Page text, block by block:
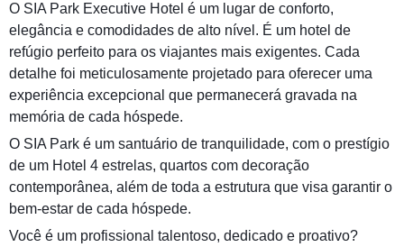
O SIA Park Executive Hotel é um lugar de conforto,
elegância e comodidades de alto nível. É um hotel de
refúgio perfeito para os viajantes mais exigentes. Cada
detalhe foi meticulosamente projetado para oferecer uma
experiência excepcional que permanecerá gravada na
memória de cada hóspede.
O SIA Park é um santuário de tranquilidade, com o prestígio
de um Hotel 4 estrelas, quartos com decoração
contemporânea, além de toda a estrutura que visa garantir o
bem-estar de cada hóspede.
Você é um profissional talentoso, dedicado e proativo?